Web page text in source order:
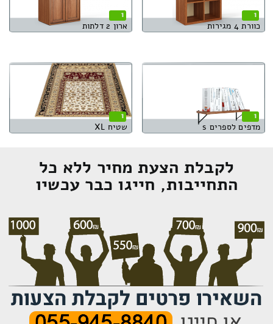
1
כוורת 4 מגירות
1
ארון 2 דלתות
1
מדפים לספרים s
1
שטיח XL
לקבלת הצעת מחיר ללא כל
התחייבות, חייגו כבר עכשיו